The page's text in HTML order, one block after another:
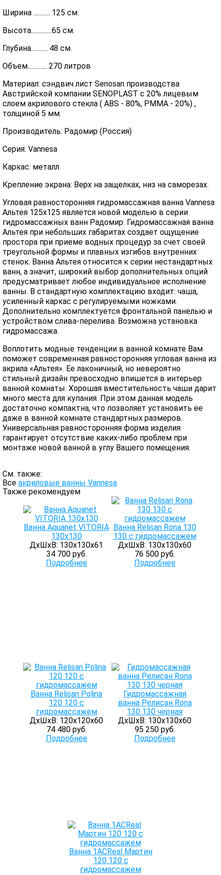
Ширина ........... 125 см.
Высота..............65 см.
Глубина........... 48 см.
Объем............. 270 литров
Материал: сэндвич лист Senosan производства
Австрийской компании SENOPLAST c 20% лицевым
слоем акрилового стекла ( ABS - 80%, PMMA - 20%) ,
толщиной 5 мм.
Производитель: Радомир (Россия)
Серия: Vannesa
Каркас: металл
Крепление экрана: Верх на защелках, низ на саморезах.
Угловая равносторонняя гидромассажная ванна Vannesa
Альтея 125х125 является новой моделью в серии
гидромассажных ванн Радомир. Гидромассажная ванна
Альтея при небольших габаритах создает ощущение
простора при приеме водных процедур за счет своей
треугольной формы и плавных изгибов внутренних
стенок. Ванна Альтея относится к серии нестандартных
ванн, а значит, широкий выбор дополнительных опций
предусматривает любое индивидуальное исполнение
ванны. В стандартную комплектацию входит: чаша,
усиленный каркас с регулируемыми ножками.
Дополнительно комплектуется фронтальной панелью и
устройством слива-перелива. Возможна установка
гидромассажа.
Воплотить модные тенденции в ванной комнате Вам
поможет современная равносторонняя угловая ванна из
акрила «Альтея». Ее лаконичный, но невероятно
стильный дизайн превосходно впишется в интерьер
ванной комнаты. Хорошая вместительность чаши дарит
много места для купания. При этом данная модель
достаточно компактна, что позволяет установить ее
даже в ванной комнате стандартных размеров.
Универсальная равносторонняя форма изделия
гарантирует отсутствие каких-либо проблем при
монтаже новой ванной в углу Вашего помещения.
См. также:
Все акриловые ванны Vannesa
Также рекомендуем
Ванна Aquanet VITORIA
130x130
ДхШхВ: 130х130х61
34 700 руб.
Подробнее
Ванна Relisan Rona 130
130 с гидромассажем
ДхШхВ: 130х130х60
76 500 руб.
Подробнее
Ванна Relisan Polina
120 120 с
гидромассажем
ДхШхВ: 120х120х60
74 480 руб.
Подробнее
Гидромассажная
ванна Релисан Rona
130 130 черная
ДхШхВ: 130х130х60
95 250 руб.
Подробнее
Ванна 1ACReal Мартин
120 120 с
гидромассажем